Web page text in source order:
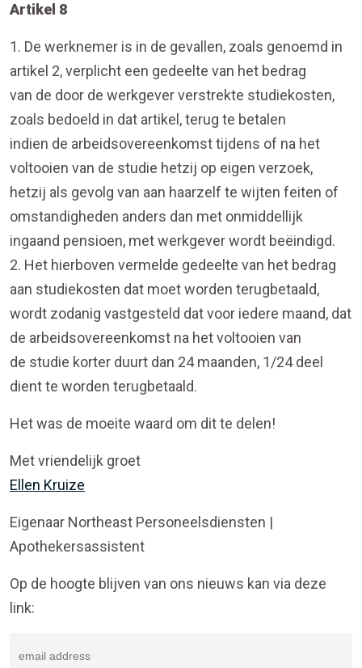
Artikel 8
1. De werknemer is in de gevallen, zoals genoemd in
artikel 2, verplicht een gedeelte van het bedrag
van de door de werkgever verstrekte studiekosten,
zoals bedoeld in dat artikel, terug te betalen
indien de arbeidsovereenkomst tijdens of na het
voltooien van de studie hetzij op eigen verzoek,
hetzij als gevolg van aan haarzelf te wijten feiten of
omstandigheden anders dan met onmiddellijk
ingaand pensioen, met werkgever wordt beëindigd.
2. Het hierboven vermelde gedeelte van het bedrag
aan studiekosten dat moet worden terugbetaald,
wordt zodanig vastgesteld dat voor iedere maand, dat
de arbeidsovereenkomst na het voltooien van
de studie korter duurt dan 24 maanden, 1/24 deel
dient te worden terugbetaald.
Het was de moeite waard om dit te delen!
Met vriendelijk groet
Ellen Kruize
Eigenaar Northeast Personeelsdiensten |
Apothekersassistent
Op de hoogte blijven van ons nieuws kan via deze
link: